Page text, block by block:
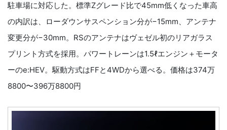
駐車場に対応した。標準Zグレード比で45mm低くなった車高
の内訳は、ローダウンサスペンション分が−15mm、アンテナ
変更分が−30mm。RSのアンテナはヴェゼル初のリアガラス
プリント方式を採用。パワートレーンは1.5ℓエンジン＋モータ
ーのe:HEV。駆動方式はFFと4WDから選べる。価格は374万
8800〜396万8800円